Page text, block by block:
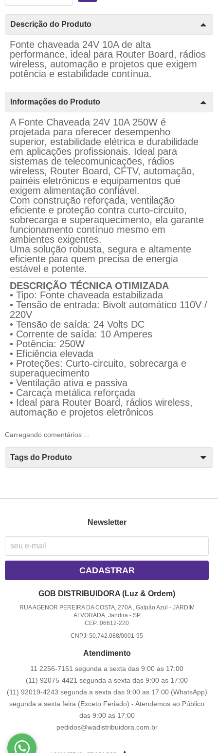
Descrição do Produto
Fonte chaveada 24V 10A de alta
performance, ideal para Router Board, rádios
wireless, automação e projetos que exigem
potência e estabilidade contínua.
Informações do Produto
A Fonte Chaveada 24V 10A 250W é
projetada para oferecer desempenho
superior, estabilidade elétrica e durabilidade
em aplicações profissionais. Ideal para
sistemas de telecomunicações, rádios
wireless, Router Board, CFTV, automação,
painéis eletrônicos e equipamentos que
exigem alimentação confiável.
Com construção reforçada, ventilação
eficiente e proteção contra curto-circuito,
sobrecarga e superaquecimento, ela garante
funcionamento contínuo mesmo em
ambientes exigentes.
Uma solução robusta, segura e altamente
eficiente para quem precisa de energia
estável e potente.
DESCRIÇÃO TÉCNICA OTIMIZADA
• Tipo: Fonte chaveada estabilizada
• Tensão de entrada: Bivolt automático 110V /
220V
• Tensão de saída: 24 Volts DC
• Corrente de saída: 10 Amperes
• Potência: 250W
• Eficiência elevada
• Proteções: Curto-circuito, sobrecarga e
superaquecimento
• Ventilação ativa e passiva
• Carcaça metálica reforçada
• Ideal para Router Board, rádios wireless,
automação e projetos eletrônicos
Carregando comentários ...
Tags do Produto
Newsletter
CADASTRAR
GOB DISTRIBUIDORA (Luz & Ordem)
RUA AGENOR PEREIRA DA COSTA, 270A , Galpão Azul - JARDIM
ALVORADA, Jandira- SP
CEP: 06612-220
CNPJ: 50.742.088/0001-95
Atendimento
11 2256-7151 segunda a sexta das 9:00 as 17:00
(11) 92075-4421 segunda a sexta das 9:00 as 17:00
(11) 92019-4243 segunda a sexta das 9:00 as 17:00 (WhatsApp)
segunda a sexta feira (Exceto Feriado) - Atendemos ao Público
das 9:00 as 17:00
pedidos@wadistribuidora.com.br